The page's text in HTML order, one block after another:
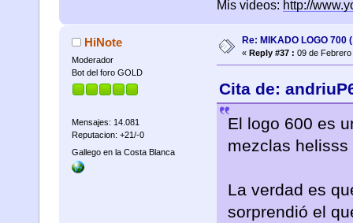
Mis videos: http://
HiNote
Moderador
Bot del foro GOLD
Mensajes: 14.081
Reputacion: +21/-0
Gallego en la Costa Blanca
Re: MIKADO LOGO 700
« Reply #37 : 09 de
Cita de:
El logo 600 es
mezclas helisss
La verdad es
sorprendió el